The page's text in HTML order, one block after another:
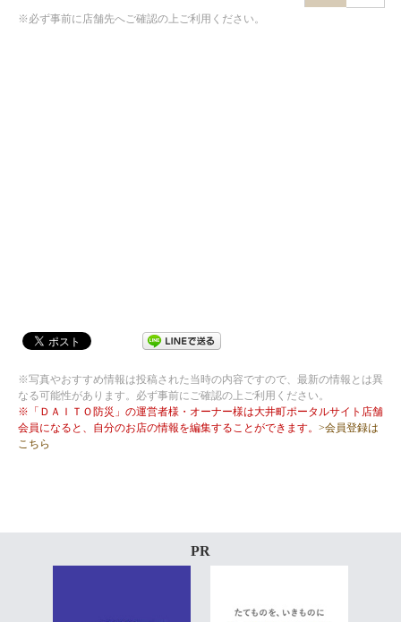
※必ず事前に店舗先へご確認の上ご利用ください。
※写真やおすすめ情報は投稿された当時の内容ですので、最新の情報とは異
なる可能性があります。必ず事前にご確認の上ご利用ください。
※「ＤＡＩＴＯ防災」の運営者様・オーナー様は大井町ポータルサイト店舗
会員になると、自分のお店の情報を編集することができます。 >会員登録は
こちら
PR